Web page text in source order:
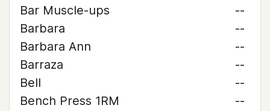
Bar Muscle-ups
--
Barbara
--
Barbara Ann
--
Barraza
--
Bell
--
Bench Press 1RM
--